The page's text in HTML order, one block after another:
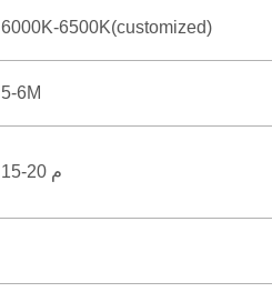
6000K-6500K(customized)
5-6M
15-20 م